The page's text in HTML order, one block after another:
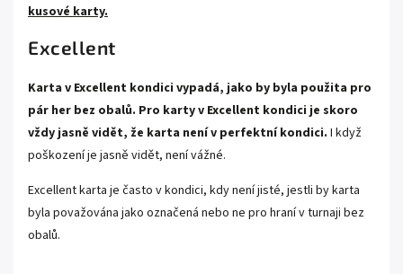
kusové karty.
Excellent
Karta v Excellent kondici vypadá, jako by byla použita pro
pár her bez obalů. Pro karty v Excellent kondici je skoro
vždy jasně vidět, že karta není v perfektní kondici. I když
poškození je jasně vidět, není vážné.
Excellent karta je často v kondici, kdy není jisté, jestli by karta
byla považována jako označená nebo ne pro hraní v turnaji bez
obalů.